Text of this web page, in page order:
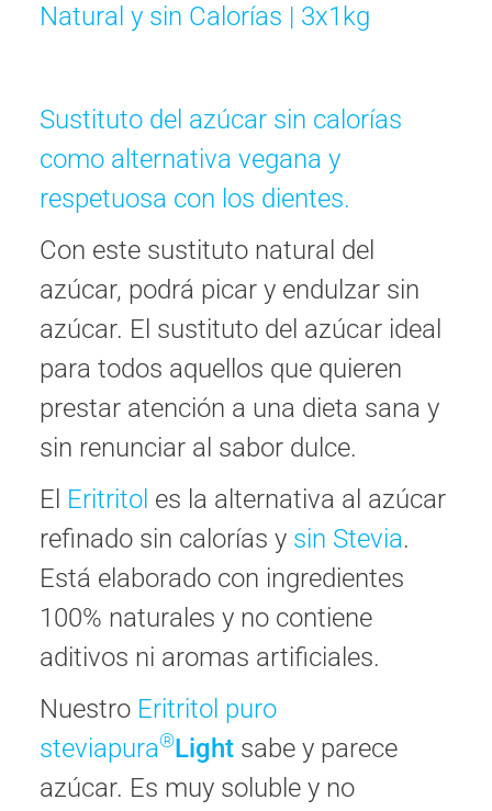
Natural y sin Calorías | 3x1kg
Sustituto del azúcar sin calorías
como alternativa vegana y
respetuosa con los dientes.
Con este sustituto natural del
azúcar, podrá picar y endulzar sin
azúcar. El sustituto del azúcar ideal
para todos aquellos que quieren
prestar atención a una dieta sana y
sin renunciar al sabor dulce.
El Eritritol es la alternativa al azúcar
refinado sin calorías y sin Stevia.
Está elaborado con ingredientes
100% naturales y no contiene
aditivos ni aromas artificiales.
Nuestro Eritritol puro
steviapura®Light sabe y parece
azúcar. Es muy soluble y no